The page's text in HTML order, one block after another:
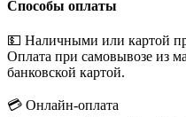
Способы оплаты
💵 Наличными или картой
Оплата при самовывозе из
банковской картой.
💳 Онлайн-оплата